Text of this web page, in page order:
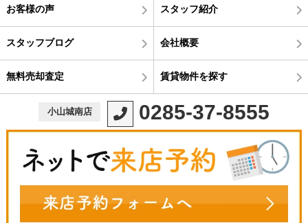
お客様の声 スタッフ紹介
スタッフブログ 会社概要
無料売却査定 賃貸物件を探す
小山城南店 0285-37-8555